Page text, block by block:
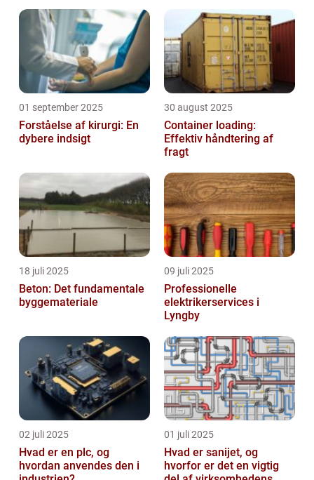
01 september 2025
Forståelse af kirurgi: En
dybere indsigt
30 august 2025
Container loading:
Effektiv håndtering af
fragt
18 juli 2025
Beton: Det fundamentale
byggemateriale
09 juli 2025
Professionelle
elektrikerservices i
Lyngby
02 juli 2025
Hvad er en plc, og
hvordan anvendes den i
01 juli 2025
Hvad er sanijet, og
hvorfor er det en vigtig